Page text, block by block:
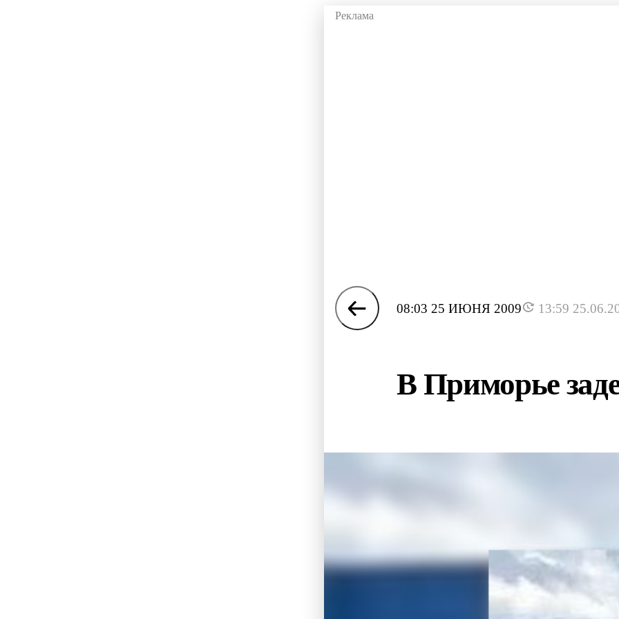
08:03 25 ИЮНЯ 2009 13:59
В Приморье